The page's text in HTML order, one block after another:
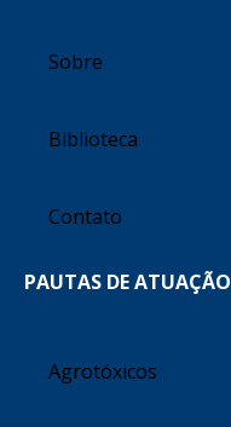
Sobre
Biblioteca
Contato
PAUTAS DE ATUAÇÃO
Agrotóxicos